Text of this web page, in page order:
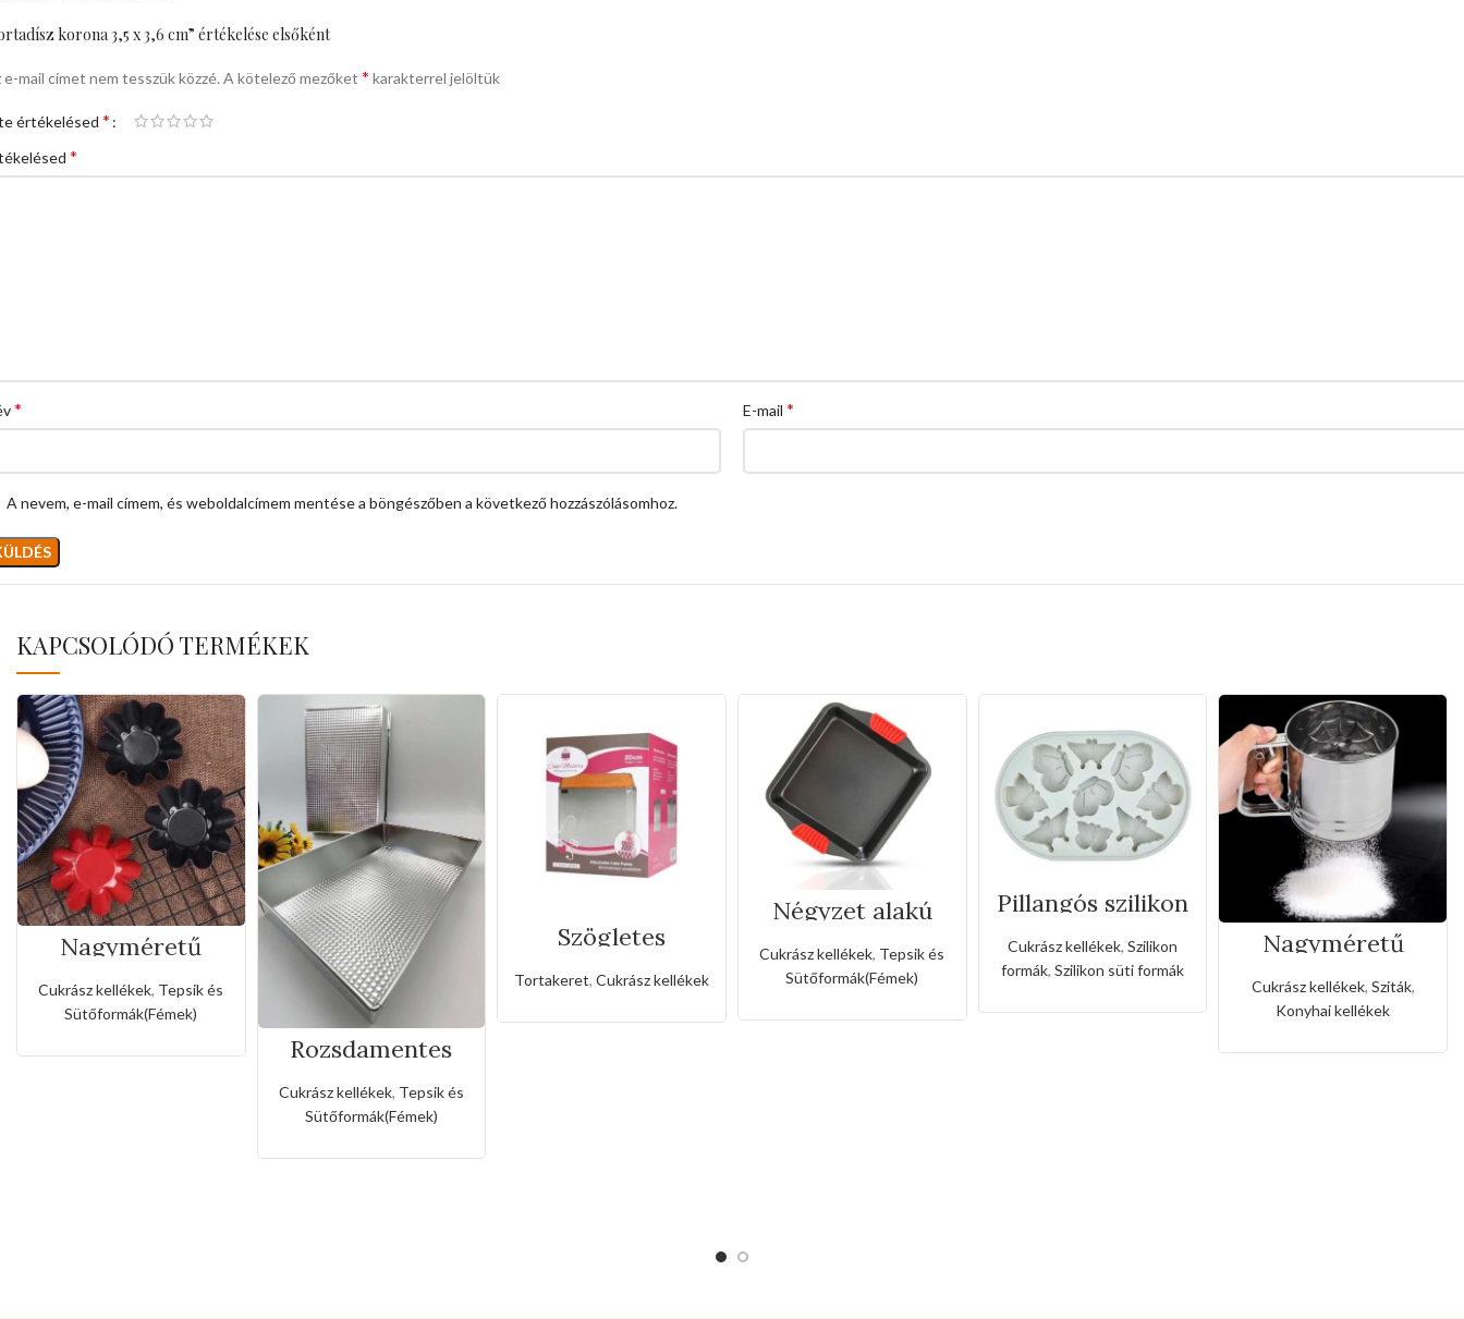
korona 3,5 x 3,6 cm” értékelése elsőként
e-mail címet nem tesszük közzé. A kötelező mezőket * karakterrel jelöltük
értékelésed *
*
* E-mail *
A nevem, e-mail címem, és weboldalcímem mentése a böngészőben a következő hozzászólásomhoz.
KAPCSOLÓDÓ TERMÉKEK
Nagyméretű
rozsda- és
tapadásmentes
muffin forma
Cukrász kellékek, Tepsik és
Sütőformák(Fémek)
Rozsdamentes
téglalapos tepsi
Cukrász kellékek, Tepsik és
Sütőformák(Fémek)
Szögletes
rozsdamentes
állítható
sütőkeret-20cm
Tortakeret,Cukrász kellékek
Négyzet alakú
tepsi szilikon
fogóval
Cukrász kellékek, Tepsik és
Sütőformák(Fémek)
Pillangós szilikon
forma
Cukrász kellékek, Szilikon
formák, Szilikon süti formák
Nagyméretű
rozsdamentes
liszt,porcukor
szóró
Cukrász kellékek, Sziták,
Konyhai kellékek